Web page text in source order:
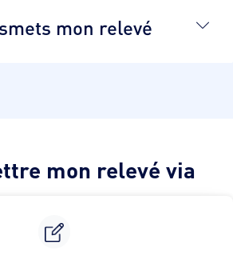
mon relevé
mon relevé via